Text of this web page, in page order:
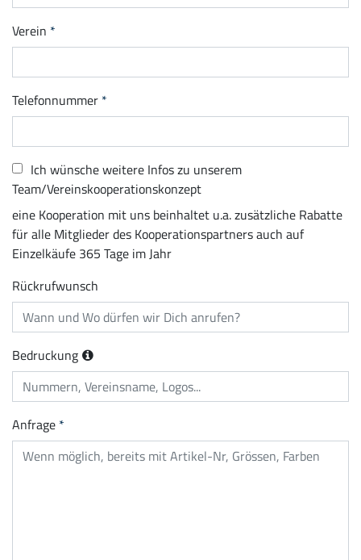
Verein
Telefonnummer
Ich wünsche weitere Infos zu unserem
Team/Vereinskooperationskonzept
eine Kooperation mit uns beinhaltet u.a. zusätzliche Rabatte
für alle Mitglieder des Kooperationspartners auch auf
Einzelkäufe 365 Tage im Jahr
Rückrufwunsch
Bedruckung
Anfrage